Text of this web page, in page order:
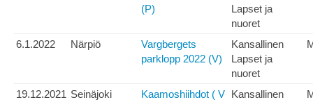
(P)
Lapset ja
nuoret
6.1.2022 Närpiö
Vargbergets
parklopp 2022 (V)
Kansallinen
Lapset ja
nuoret
19.12.2021 Seinäjoki
Kaamoshiihdot ( V Kansallinen